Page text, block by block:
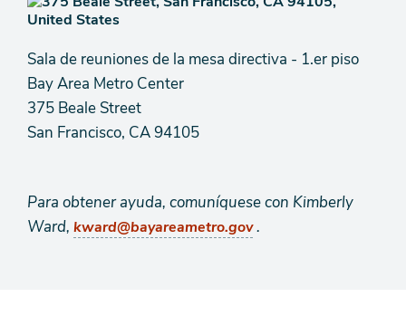
Sala de reuniones de la mesa directiva - 1.er piso
Bay Area Metro Center
375 Beale Street
San Francisco, CA 94105
Para obtener ayuda, comuníquese con Kimberly
Ward, kward@bayareametro.gov.